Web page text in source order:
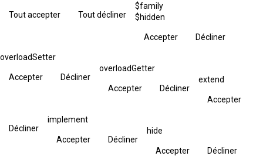
Tout accepter Tout décliner
$family
$hidden
Accepter Décliner
overloadSetter
Accepter Décliner
overloadGetter
Accepter Décliner
extend
Accepter
Décliner
implement
Accepter Décliner
hide
Accepter Décliner